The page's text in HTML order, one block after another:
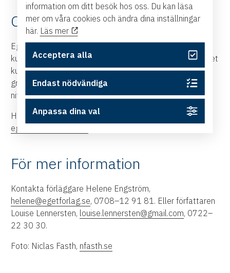
Om förlaget
Eget Förlag ger ut snabblästa handböcker på temat
kunskap på nolltid. Syftet är att ge läsaren ny och konkret
kunskap som den kan börja använda direkt. Förlaget
grundades 2011, finns i Norrköping och har gett ut ett
nittiotal böcker.
Högupplösta bilder på boken och författaren finns på
egetforlag.se/rovhatt
För mer information
Kontakta förläggare Helene Engström,
helene@egetforlag.se, 0708–12 91 81. Eller författaren
Louise Lennersten, louise.lennersten@gmail.com, 0722–
22 30 30.
Foto: Niclas Fasth, nfasth.se
information om ditt besök hos oss. Du kan läsa
mer om våra cookies och ändra dina inställningar
här. Läs mer
Acceptera alla
Endast nödvändiga
Anpassa dina val